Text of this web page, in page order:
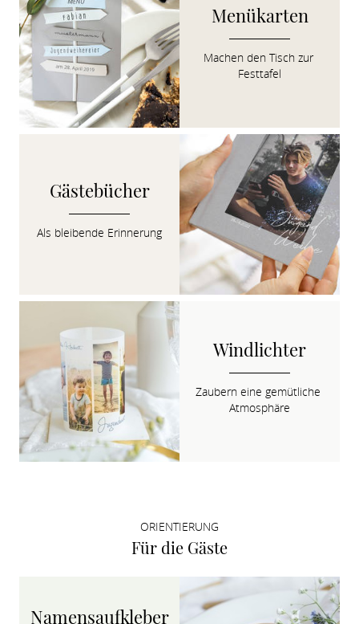
Menükarten
Machen den Tisch zur
Festtafel
Gästebücher
Als bleibende Erinnerung
Windlichter
Zaubern eine gemütliche
Atmosphäre
ORIENTIERUNG
Für die Gäste
Namensaufkleber